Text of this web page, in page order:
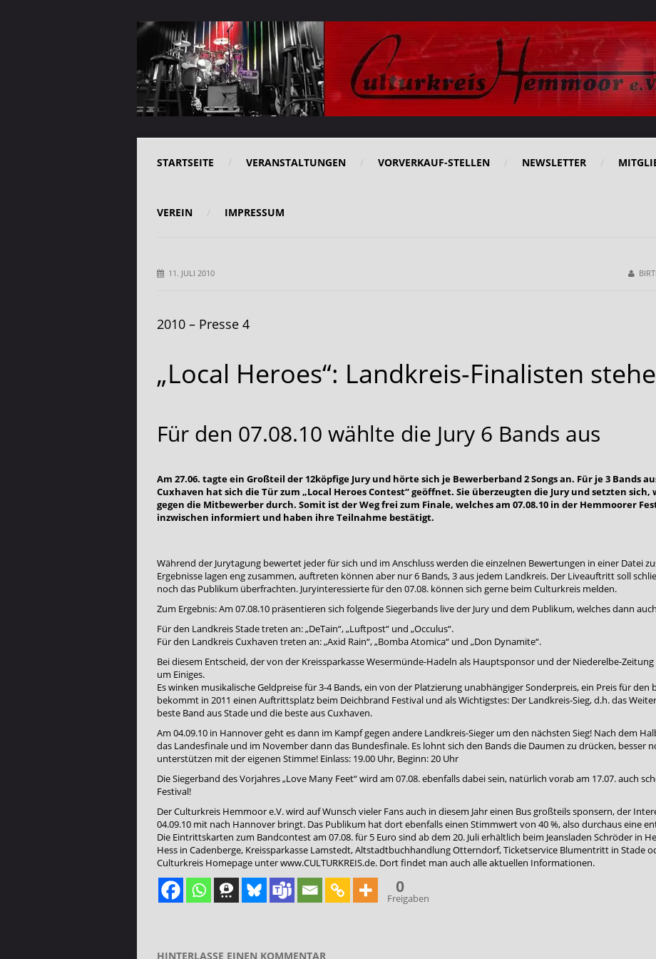
STARTSEITE VERANSTALTUNGEN VORVERKAUF-STELLEN NEWSLETTER
VEREIN IMPRESSUM
11. JULI 2010
2010 – Presse 4
„Local Heroes“: Landkreis-Finalisten
Für den 07.08.10 wählte die Jury 6 Bands aus
Am 27.06. tagte ein Großteil der 12köpfige Jury und hörte sich je Bewerberband 2 Songs an. Für je 3 Bands
Cuxhaven hat sich die Tür zum „Local Heroes Contest“ geöffnet. Sie überzeugten die Jury und setzten sich,
gegen die Mitbewerber durch. Somit ist der Weg frei zum Finale, welches am 07.08.10 in der Hemmoorer
inzwischen informiert und haben ihre Teilnahme bestätigt.
Während der Jurytagung bewertet jeder für sich und im Anschluss werden die einzelnen Bewertungen in einer Datei
Ergebnisse lagen eng zusammen, auftreten können aber nur 6 Bands, 3 aus jedem Landkreis. Der Liveauftritt soll
noch das Publikum überfrachten. Juryinteressierte für den 07.08. können sich gerne beim Culturkreis melden.
Zum Ergebnis: Am 07.08.10 präsentieren sich folgende Siegerbands live der Jury und dem Publikum, welches dann
Für den Landkreis Stade treten an: „DeTain“, „Luftpost“ und „Occulus“.
Für den Landkreis Cuxhaven treten an: „Axid Rain“, „Bomba Atomica“ und „Don Dynamite“.
Bei diesem Entscheid, der von der Kreissparkasse Wesermünde-Hadeln als Hauptsponsor und der Niederelbe-
um Einiges.
Es winken musikalische Geldpreise für 3-4 Bands, ein von der Platzierung unabhängiger Sonderpreis, ein Preis für den
bekommt in 2011 einen Auftrittsplatz beim Deichbrand Festival und als Wichtigstes: Der Landkreis-Sieg, d.h. das
beste Band aus Stade und die beste aus Cuxhaven.
Am 04.09.10 in Hannover geht es dann im Kampf gegen andere Landkreis-Sieger um den nächsten Sieg! Nach dem
das Landesfinale und im November dann das Bundesfinale. Es lohnt sich den Bands die Daumen zu drücken, besser
unterstützen mit der eigenen Stimme! Einlass: 19.00 Uhr, Beginn: 20 Uhr
Die Siegerband des Vorjahres „Love Many Feet“ wird am 07.08. ebenfalls dabei sein, natürlich vorab am 17.07. auch
Festival!
Der Culturkreis Hemmoor e.V. wird auf Wunsch vieler Fans auch in diesem Jahr einen Bus großteils sponsern, der
04.09.10 mit nach Hannover bringt. Das Publikum hat dort ebenfalls einen Stimmwert von 40 %, also durchaus eine
Die Eintrittskarten zum Bandcontest am 07.08. für 5 Euro sind ab dem 20. Juli erhältlich beim Jeansladen Schröder in
Hess in Cadenberge, Kreissparkasse Lamstedt, Altstadtbuchhandlung Otterndorf, Ticketservice Blumentritt in Stade
Culturkreis Homepage unter www.CULTURKREIS.de. Dort findet man auch alle aktuellen Informationen.
0
Freigaben
HINTERLASSE EINEN KOMMENTAR